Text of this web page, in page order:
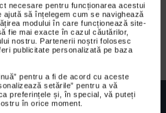
necesare pentru funcționarea acestui
să înțelegem cum se navighează
modului în care funcționează site-
fie mai exacte în cazul căutărilor,
nostru. Partenerii noștri folosesc
publicitate personalizată pe baza
pentru a fi de acord cu aceste
setările” pentru a vă
preferințele și, în special, vă puteți
în orice moment.